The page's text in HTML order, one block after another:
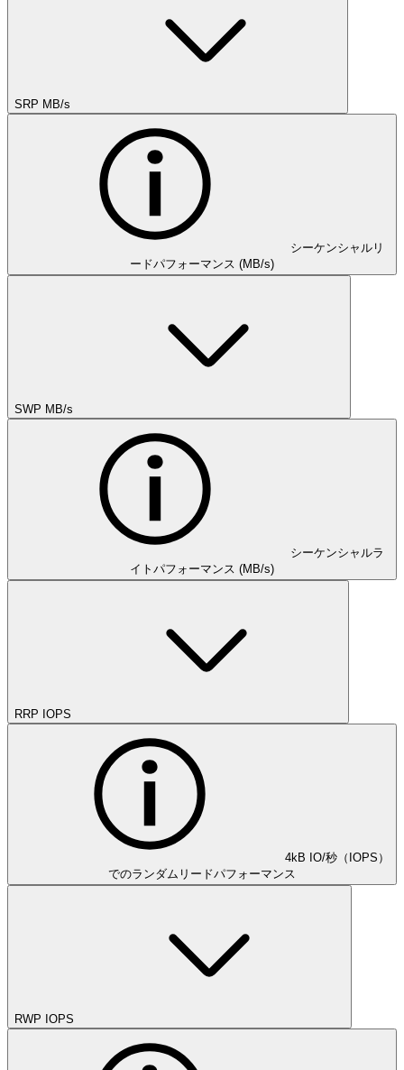
SRP MB/s
シーケンシャルリ
ードパフォーマンス (MB/s)
SWP MB/s
シーケンシャルラ
イトパフォーマンス (MB/s)
RRP IOPS
4kB IO/秒（IOPS）
でのランダムリードパフォーマンス
RWP IOPS